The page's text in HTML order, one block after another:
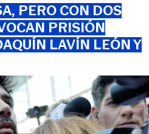
PERO CON DOS
PRISIÓN
LAVÍN LEÓN Y